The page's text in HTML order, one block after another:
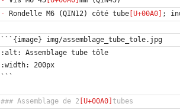
- Rondelle M6 (QIN12) côté tube
### Assemblage de 2